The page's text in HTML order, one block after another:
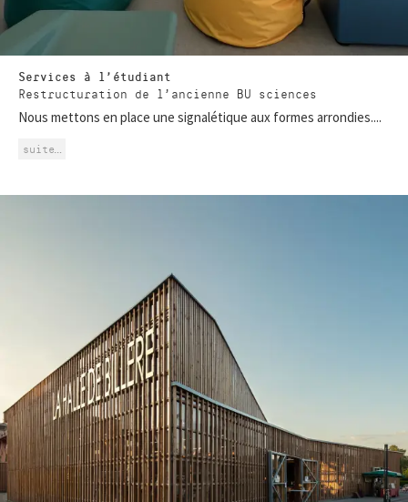
Services à l’étudiant
Restructuration de l’ancienne BU sciences
Nous mettons en place une signalétique aux formes arrondies....
suite…